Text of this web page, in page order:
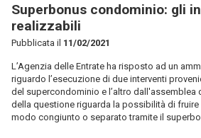
Superbonus condominio: gli
realizzabili
Pubblicata il 11/02/2021
L’Agenzia delle Entrate ha risposto ad un
riguardo l’esecuzione di due interventi
del supercondominio e l’altro dall'assemblea
della questione riguarda la possibilità di fruire
modo congiunto o separato tramite il